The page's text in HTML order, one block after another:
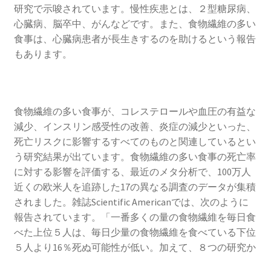
研究で示唆されています。慢性疾患とは、２型糖尿病、
心臓病、脳卒中、がんなどです。また、食物繊維の多い
食事は、心臓病患者が長生きするのを助けるという報告
もあります。
食物繊維の多い食事が、コレステロールや血圧の有益な
減少、インスリン感受性の改善、炎症の減少といった、
死亡リスクに影響するすべてのものと関連しているとい
う研究結果が出ています。食物繊維の多い食事の死亡率
に対する影響を評価する、最近のメタ分析で、100万人
近くの欧米人を追跡した17の異なる調査のデータが集積
されました。雑誌Scientific Americanでは、次のように
報告されています。「一番多くの量の食物繊維を毎日食
べた上位５人は、毎日少量の食物繊維を食べている下位
５人より16％死ぬ可能性が低い。加えて、８つの研究か